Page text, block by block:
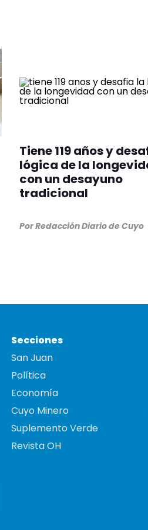
Tiene 119 años y
lógica de la
con un desayuno
tradicional
PorRedacción Diario de Cuyo
Secciones
San Juan
Política
Economía
Cuyo Minero
Suplemento Verde
Revista OH